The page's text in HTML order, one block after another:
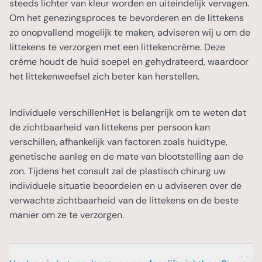
gelegenheid om al uw vragen over de facelift
te stellen. De chirurg zal deze vragen
uitgebreid en in begrijpelijke taal
beantwoorden, zodat u een goed beeld krijgt
van wat u kunt verwachten.
Wij vinden het belangrijk dat u na het
consult een weloverwogen beslissing kunt
nemen over de facelift. Daarom besteden we
veel aandacht aan het informeren over de
mogelijkheden, risico's en verwachtingen. Uw
wensen en tevredenheid met het resultaat
staan bij ons voorop.
Consultkosten
Aan het consult zijn €100,- consultkosten
Na de facelift wordt uw gezicht
omzwachteld met een drukverband om
zwelling en bloeduitstortingen te
verminderen. Ons team geeft u uitgebreide
instructies over de nazorg mee, zodat u goed
Tijdens het herstelproces begeleiden wij u
intensief en bieden we nazorg op maat om
ervoor te zorgen dat u optimaal kunt
genieten van het resultaat van uw facelift.
de prijs.
Persoonlijke prijsopgave
Tijdens het consult zal de plastisch chirurg
uw wensen en verwachtingen bespreken en
gedetailleerde prijsopgave, zodat u precies
weet waar u aan toe bent.
steeds lichter van kleur worden en uiteindelijk vervagen.
Om het genezingsproces te bevorderen en de littekens
zo onopvallend mogelijk te maken, adviseren wij u om de
littekens te verzorgen met een littekencrème. Deze
crème houdt de huid soepel en gehydrateerd, waardoor
het littekenweefsel zich beter kan herstellen.
Individuele verschillenHet is belangrijk om te weten dat
de zichtbaarheid van littekens per persoon kan
verschillen, afhankelijk van factoren zoals huidtype,
genetische aanleg en de mate van blootstelling aan de
zon. Tijdens het consult zal de plastisch chirurg uw
individuele situatie beoordelen en u adviseren over de
verwachte zichtbaarheid van de littekens en de beste
manier om ze te verzorgen.